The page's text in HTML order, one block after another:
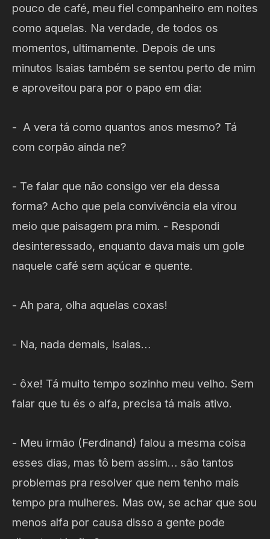
pouco de café, meu fiel companheiro em noites
como aquelas. Na verdade, de todos os
momentos, ultimamente. Depois de uns
minutos Isaias também se sentou perto de mim
e aproveitou para por o papo em dia:
- A vera tá como quantos anos mesmo? Tá
com corpão ainda ne?
- Te falar que não consigo ver ela dessa
forma? Acho que pela convivência ela virou
meio que paisagem pra mim. - Respondi
desinteressado, enquanto dava mais um gole
naquele café sem açúcar e quente.
- Ah para, olha aquelas coxas!
- Na, nada demais, Isaias…
- ôxe! Tá muito tempo sozinho meu velho. Sem
falar que tu és o alfa, precisa tá mais ativo.
- Meu irmão (Ferdinand) falou a mesma coisa
esses dias, mas tô bem assim… são tantos
problemas pra resolver que nem tenho mais
tempo pra mulheres. Mas ow, se achar que sou
menos alfa por causa disso a gente pode